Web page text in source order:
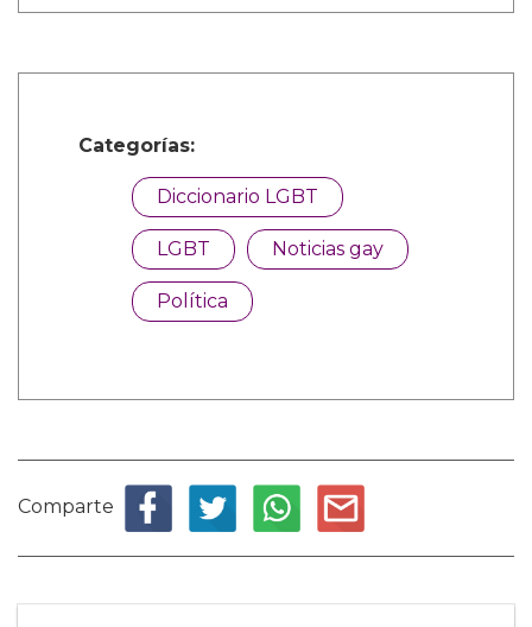
Categorías:
Diccionario LGBT
LGBT Noticias gay
Política
Comparte